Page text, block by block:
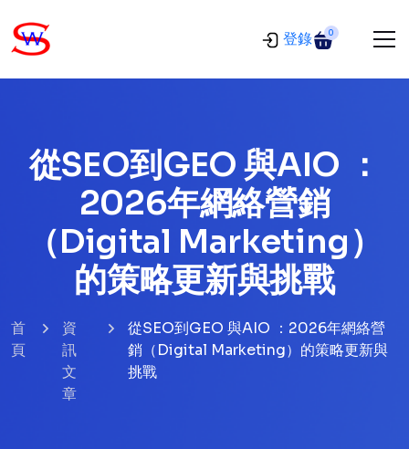
登錄 0
從SEO到GEO 與AIO ：
2026年網絡營銷
（Digital Marketing）
的策略更新與挑戰
首
頁
資
訊
文
章
從SEO到GEO 與AIO ：2026年網絡營
銷（Digital Marketing）的策略更新與
挑戰